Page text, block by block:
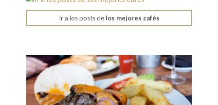
Ir a los posts delos mejores cafés